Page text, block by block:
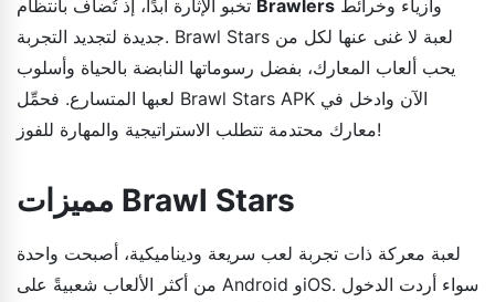
Brawlers
جديدة لتجديد التجربة. Brawl Stars لعبة لا غنى عنها لكل من
يحب ألعاب المعارك، بفضل رسوماتها النابضة بالحياة وأسلوب
لعبها المتسارع. فحمِّل Brawl Stars APK الآن وادخل في
معارك محتدمة تتطلب الاستراتيجية والمهارة للفوز!
مميزات Brawl Stars
لعبة معركة ذات تجربة لعب سريعة وديناميكية، أصبحت واحدة
من أكثر الألعاب شعبيةً على Android وiOS. سواء أردت الدخول